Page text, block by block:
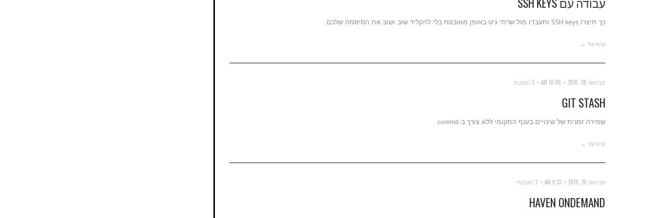
כך תיצרו SSH keys ותעבדו מול שרתי גיט באופן מאובטח בלי להקליד שוב ושוב את הסיסמה שלכם.
קרא עוד ←
פברואר 28, 2016 10:06 AM 3 תגובות
GIT STASH
שמירה זמנית של שינויים בענף המקומי ללא צורך ב-commit.
קרא עוד ←
פברואר 25, 2016 9:33 AM 3 תגובות
HAVEN ONDEMAND